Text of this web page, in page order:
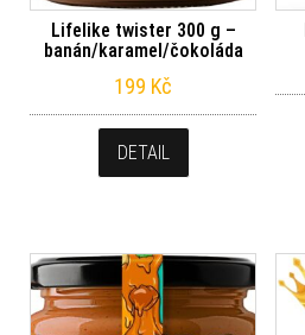
Lifelike twister 300 g –
banán/karamel/čokoláda
199 Kč
DETAIL